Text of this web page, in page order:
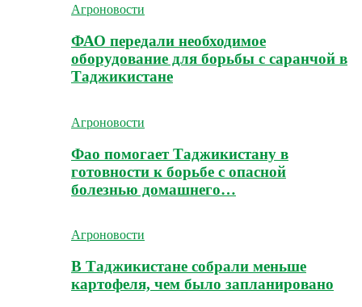
Агроновости
ФАО передали необходимое
оборудование для борьбы с саранчой в
Таджикистане
Агроновости
Фао помогает Таджикистану в
готовности к борьбе с опасной
болезнью домашнего…
Агроновости
В Таджикистане собрали меньше
картофеля, чем было запланировано